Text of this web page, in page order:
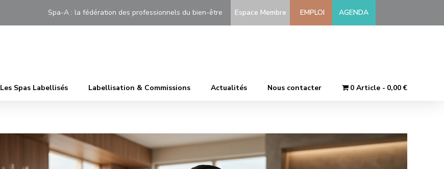
AGENDA
EMPLOI
Espace Membre
Spa-A : la fédération des professionnels du bien-être
Les Spas Labellisés Labellisation & Commissions Actualités Nous contacter 0 Article 0,00 €